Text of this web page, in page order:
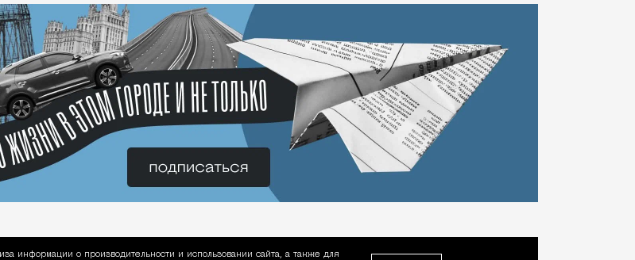
информации о производительности и использовании сайта, а также для